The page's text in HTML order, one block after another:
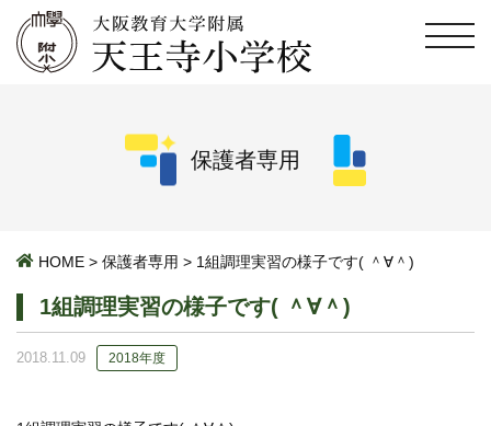
保護者専用
HOME > 保護者専用 > 1組調理実習の様子です( ＾∀＾)
1組調理実習の様子です( ＾∀＾)
2018.11.09 2018年度